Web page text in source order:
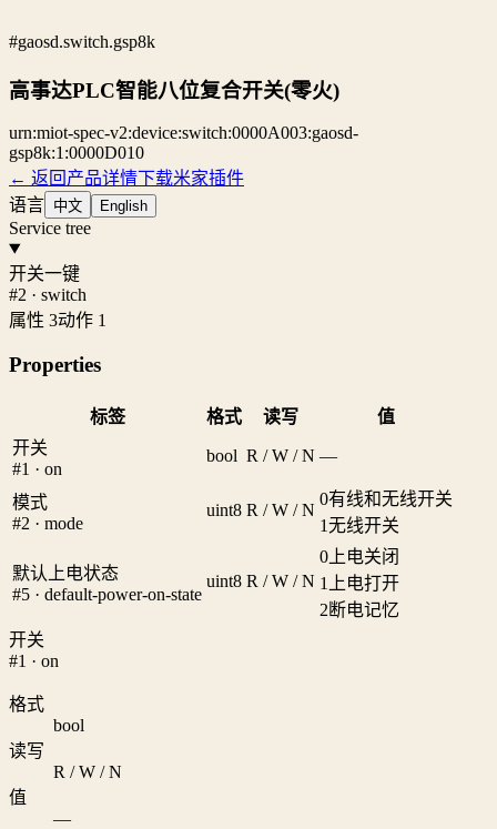
#gaosd.switch.gsp8k
高事达PLC智能八位复合开关(零火)
urn:miot-spec-v2:device:switch:0000A003:gaosd-
gsp8k:1:0000D010
← 返回产品详情下载米家插件
语言 中文 English
Service tree
开关一键
#2 · switch
属性 3动作 1
Properties
标签 格式 读写
值
开关
#1 · on
bool R / W / N —
模式
#2 · mode
uint8 R / W / N
0有线和无线开关
1无线开关
默认上电状态
#5 · default-power-on-state
uint8 R / W / N
0 上电关闭
1
上电打开
2断电记忆
开关
#1 · on
格式
bool
读写
R / W / N
值
—